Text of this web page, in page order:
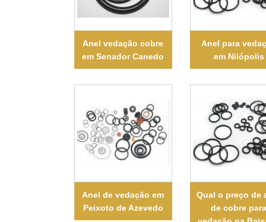
Anel vedação cobre
em Senador Canedo
Anel para
em Nilópolis
Anel de vedação em
Peixoto de Azevedo
Qual o preço de
de cobre